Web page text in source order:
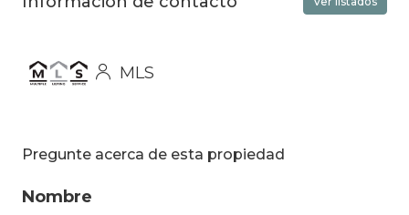
MLS
Pregunte acerca de esta propiedad
Nombre